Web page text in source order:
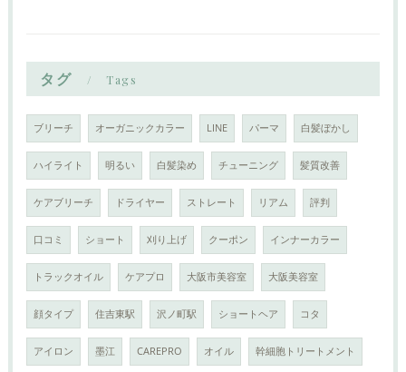
タグ Tags
ブリーチ オーガニックカラー LINE パーマ 白髪ぼかし
ハイライト 明るい 白髪染め チューニング 髪質改善
ケアブリーチ ドライヤー ストレート リアム 評判
口コミ ショート 刈り上げ クーポン インナーカラー
トラックオイル ケアプロ 大阪市美容室 大阪美容室
顔タイプ 住吉東駅 沢ノ町駅 ショートヘア コタ
アイロン 墨江 CAREPRO オイル 幹細胞トリートメント